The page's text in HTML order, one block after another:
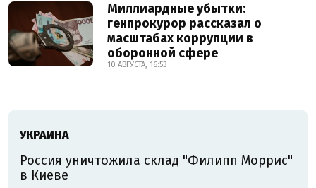
Миллиардные убытки:
генпрокурор рассказал о
масштабах коррупции в
оборонной сфере
10 АВГУСТА, 16:53
УКРАИНА
Россия уничтожила склад "Филипп Моррис"
в Киеве